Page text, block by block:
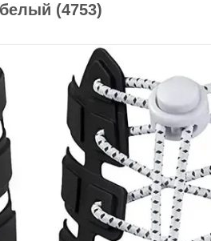
(4753)